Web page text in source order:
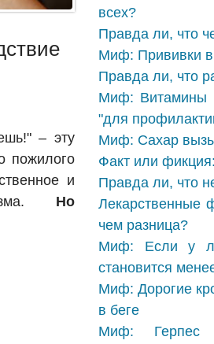
– эту
пожилого
и
Но
всех?
Правда ли, что
Миф: Прививки
Правда ли, что
Миф: Витамины
"для
Миф: Сахар
Факт или
Правда ли, что
Лекарственные
чем разница?
Миф: Если у
становится
Миф: Дорогие
в беге
Миф: Герпес